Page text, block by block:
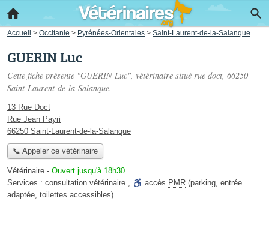
Accueil > Occitanie > Pyrénées-Orientales > Saint-Laurent-de-la-Salanque
GUERIN Luc
Cette fiche présente "GUERIN Luc", vétérinaire situé rue doct, 66250
Saint-Laurent-de-la-Salanque.
13 Rue Doct
Rue Jean Payri
66250 Saint-Laurent-de-la-Salanque
📞 Appeler ce vétérinaire
Vétérinaire - Ouvert jusqu'à 18h30
Services : consultation vétérinaire , accès PMR (parking, entrée
adaptée, toilettes accessibles)